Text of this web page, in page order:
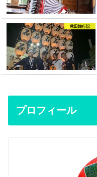
秋田旅行記
プロフィール